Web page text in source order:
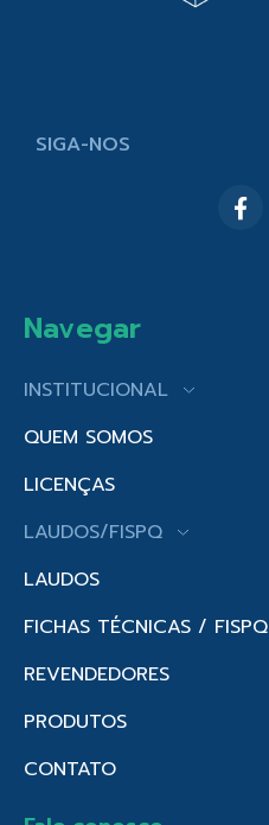
SIGA-NOS
Navegar
INSTITUCIONAL
QUEM SOMOS
LICENÇAS
LAUDOS/FISPQ
LAUDOS
FICHAS TÉCNICAS / FISPQ
REVENDEDORES
PRODUTOS
CONTATO